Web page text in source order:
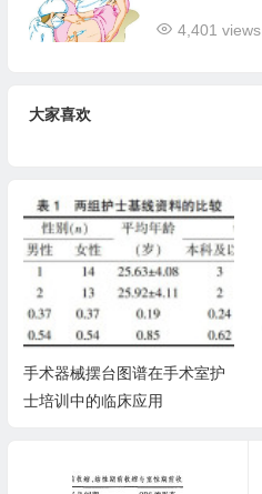
4,401 views
大家喜欢
手术器械摆台图谱在手术室护
士培训中的临床应用